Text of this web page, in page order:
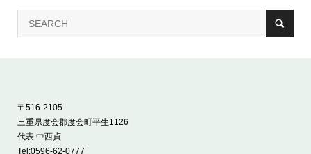
〒516-2105
三重県度会郡度会町平生1126
代表 中西貞
Tel:0596-62-0777